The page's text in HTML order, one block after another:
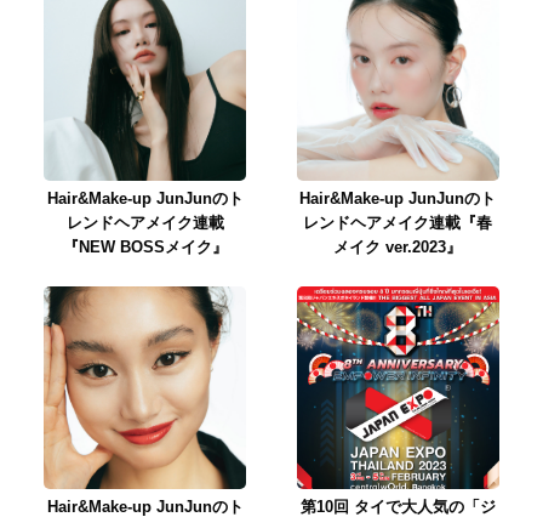
Hair&Make-up JunJunのト
レンドヘアメイク連載
『NEW BOSSメイク』
Hair&Make-up JunJunのト
レンドヘアメイク連載『春
メイク ver.2023』
Hair&Make-up JunJunのト
第10回 タイで大人気の「ジ